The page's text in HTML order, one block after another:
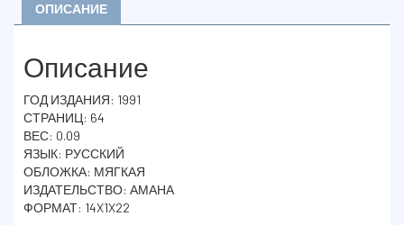
ОПИСАНИЕ
Описание
ГОД ИЗДАНИЯ: 1991
СТРАНИЦ: 64
ВЕС: 0.09
ЯЗЫК: РУССКИЙ
ОБЛОЖКА: МЯГКАЯ
ИЗДАТЕЛЬСТВО: АМАНА
ФОРМАТ: 14X1X22